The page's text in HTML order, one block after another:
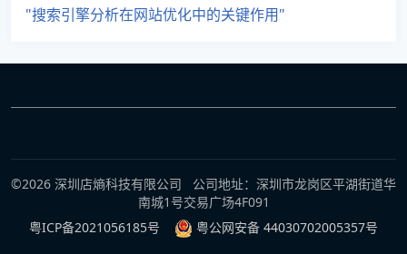
"搜索引擎分析在网站优化中的关键作用"
©2026 深圳店熵科技有限公司 公司地址：深圳市龙岗区平湖街道华
南城1号交易广场4F091
粤ICP备2021056185号
粤公网安备 44030702005357号